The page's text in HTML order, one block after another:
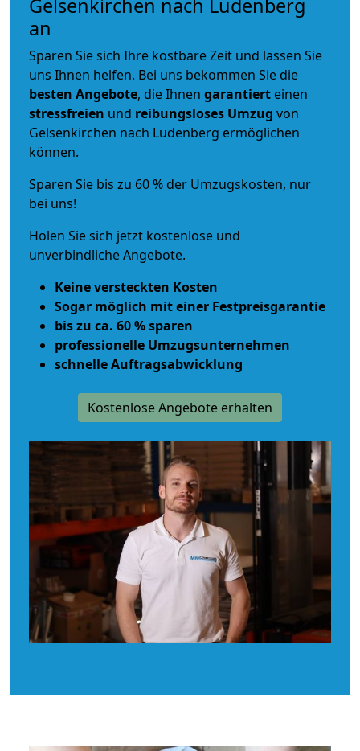
Gelsenkirchen nach Ludenberg
an
Sparen Sie sich Ihre kostbare Zeit und lassen Sie
uns Ihnen helfen. Bei uns bekommen Sie die
besten Angebote, die Ihnen garantiert einen
stressfreien und reibungsloses Umzug von
Gelsenkirchen nach Ludenberg ermöglichen
können.
Sparen Sie bis zu 60 % der Umzugskosten, nur
bei uns!
Holen Sie sich jetzt kostenlose und
unverbindliche Angebote.
Keine versteckten Kosten
Sogar möglich mit einer Festpreisgarantie
bis zu ca. 60 % sparen
professionelle Umzugsunternehmen
schnelle Auftragsabwicklung
Kostenlose Angebote erhalten